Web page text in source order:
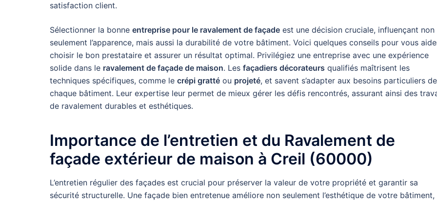
satisfaction client.
Sélectionner la bonne entreprise pour le ravalement de façade est une décision cruciale, influençant non
seulement l’apparence, mais aussi la durabilité de votre bâtiment. Voici quelques conseils pour vous
choisir le bon prestataire et assurer un résultat optimal. Privilégiez une entreprise avec une expérience
solide dans le ravalement de façade de maison. Les façadiers décorateurs qualifiés maîtrisent les
techniques spécifiques, comme le crépi gratté ou projeté, et savent s’adapter aux besoins particuliers de
chaque bâtiment. Leur expertise leur permet de mieux gérer les défis rencontrés, assurant ainsi des
de ravalement durables et esthétiques.
Importance de l’entretien et du Ravalement de
façade extérieur de maison à Creil (60000)
L’entretien régulier des façades est crucial pour préserver la valeur de votre propriété et garantir sa
sécurité structurelle. Une façade bien entretenue améliore non seulement l’esthétique de votre bâtiment,